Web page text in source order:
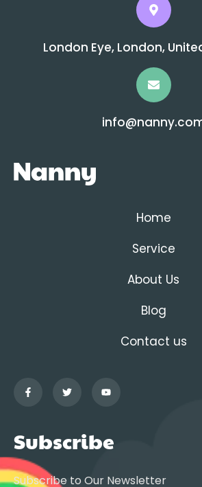
London Eye, London,
Home
Service
About Us
Blog
Contact us
Subscribe
Subscribe to Our Newsletter